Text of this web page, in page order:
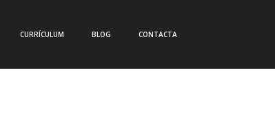
CURRÍCULUM BLOG CONTACTA